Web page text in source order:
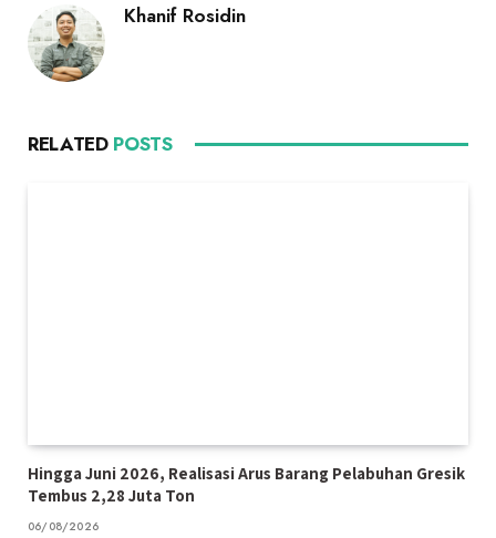
Khanif Rosidin
RELATED POSTS
Hingga Juni 2026, Realisasi Arus Barang Pelabuhan Gresik
Tembus 2,28 Juta Ton
06/08/2026